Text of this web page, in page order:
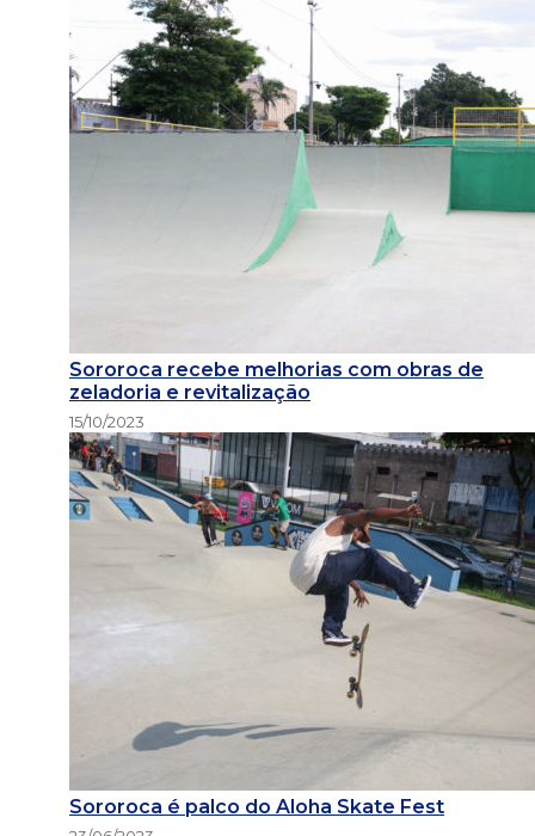
Sororoca recebe melhorias com obras de
zeladoria e revitalização
15/10/2023
Sororoca é palco do Aloha Skate Fest